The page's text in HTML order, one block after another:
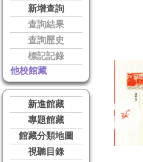
新增查詢
查詢結果
查詢歷史
標記記錄
他校館藏
新進館藏
專題館藏
館藏分類地圖
視聽目錄